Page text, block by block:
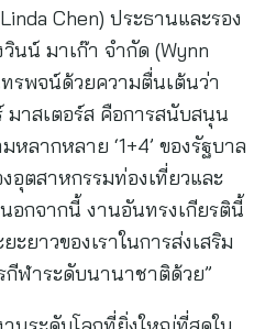
Chen) ประธานและรอง
นน์ มาเก๊า จำกัด (Wynn
รพจน์ด้วยความตื่นเต้นว่า
มาสเตอร์ส คือการสนับสนุน
ลากหลาย ‘1+4’ ของรัฐบาล
อุตสาหกรรมท่องเที่ยวและ
อกจากนี้ งานอันทรงเกียรตินี้
ยาวของเราในการส่งเสริม
กีฬาระดับนานาชาติด้วย”